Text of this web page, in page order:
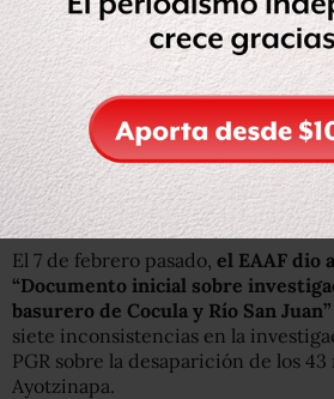
Dijo que los padres de los
respaldan el trabajo realizado por
argentinos, consideran quela
caso no ha sido establecida,exigen
opinión pública de todos los
mientras no haya un grupo
investigaciones del gobierno no
El 7 de febrero pasado, el EAAF dio
“Documento inicial sobre
basurero de Cocula y Río San Juan”
siete inconsistencias en la
PGR sobre la desaparición de los
Ayotzinapa.